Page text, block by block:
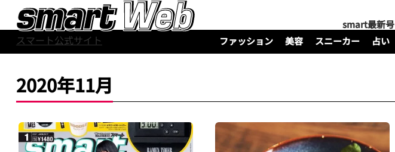
スマート公式サイト
smart最新号
ファッション
美容 スニーカー 占い
2020年11月